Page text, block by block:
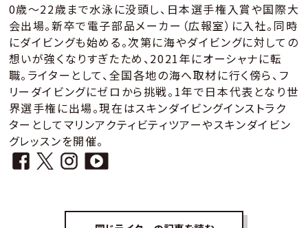
0歳～22歳まで水泳に没頭し、日本選手権入賞や国際大
会出場。新卒で電子部品メーカー（広報室）に入社。同時
にダイビングも始める。次第に海やダイビングに対しての
想いが強くなりすぎたため、2021年にオーシャナに転
職。ライターとして、全国各地の海へ取材に行く傍ら、フ
リーダイビングにゼロから挑戦。1年で日本代表となり世
界選手権に出場。現在はスキンダイビングインストラク
ターとしてマリンアクティビティツアーやスキンダイビン
グレッスンを開催。